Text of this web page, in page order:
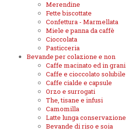
Merendine
Fette biscottate
Confettura - Marmellata
Miele e panna da caffè
Cioccolata
Pasticceria
Bevande per colazione e non
Caffe macinato ed in grani
Caffe e cioccolato solubile
Caffe cialde e capsule
Orzo e surrogati
The, tisane e infusi
Camomilla
Latte lunga conservazione
Bevande di riso e soia